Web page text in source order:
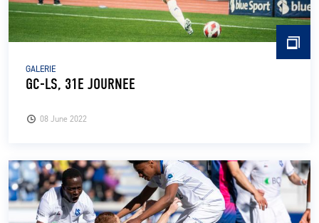
08 June 2022
GALERIE
GC-LS, 31E JOURNEE